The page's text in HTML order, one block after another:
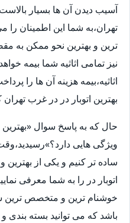
آسیب دیدن آن ها بسیار
تهران،به شما این اطمینان را
ترین و بهترین نحو ممکن به
نیز تمامی اثاثیه شما بیمه
اثاثیه،بیمه هزینه آن ها را
بهترین اتوبار در در غرب
حال که به پاسخ سوال «بهترین
ویژگی هایی
ساده تر کنیم و یکی از
اتوبار در را به شما معرفی
خوشنام ترین و متخصص ترین
باشد که می توانید بسته بندی